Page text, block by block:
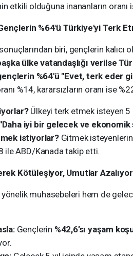
etkili olduğuna inananların oranı
%64'ü Türkiye'yi Terk
sonuçlarından biri, gençlerin
ülke vatandaşlığı verilse
%64'ü "Evet, terk eder
%14, kararsızların oranı ise
Ülkeyi terk etmek isteyen
iyi bir gelecek ve
istiyorlar?Gitmek
ile ABD/Kanada takip etti.
Kötüleşiyor, Umutlar Azalıyor
muhasebeleri hem de
Gençlerin %42,6’sı yaşam